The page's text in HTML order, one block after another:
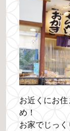
お近くにお
め！
お家でじっ